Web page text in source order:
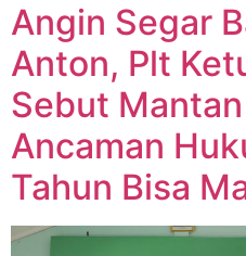
Angin Segar
Anton, Plt
Sebut
Ancaman
Tahun Bisa